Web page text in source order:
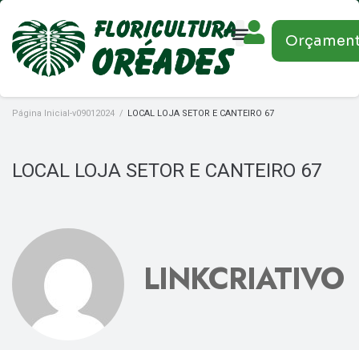
Página Inicial-v09012024 / LOCAL LOJA SETOR E CANTEIRO 67
LOCAL LOJA SETOR E CANTEIRO 67
LINKCRIATIVO